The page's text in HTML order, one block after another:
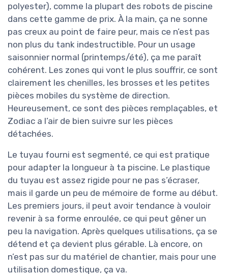
polyester), comme la plupart des robots de piscine
dans cette gamme de prix. À la main, ça ne sonne
pas creux au point de faire peur, mais ce n’est pas
non plus du tank indestructible. Pour un usage
saisonnier normal (printemps/été), ça me paraît
cohérent. Les zones qui vont le plus souffrir, ce sont
clairement les chenilles, les brosses et les petites
pièces mobiles du système de direction.
Heureusement, ce sont des pièces remplaçables, et
Zodiac a l’air de bien suivre sur les pièces
détachées.
Le tuyau fourni est segmenté, ce qui est pratique
pour adapter la longueur à ta piscine. Le plastique
du tuyau est assez rigide pour ne pas s’écraser,
mais il garde un peu de mémoire de forme au début.
Les premiers jours, il peut avoir tendance à vouloir
revenir à sa forme enroulée, ce qui peut gêner un
peu la navigation. Après quelques utilisations, ça se
détend et ça devient plus gérable. Là encore, on
n’est pas sur du matériel de chantier, mais pour une
utilisation domestique, ça va.